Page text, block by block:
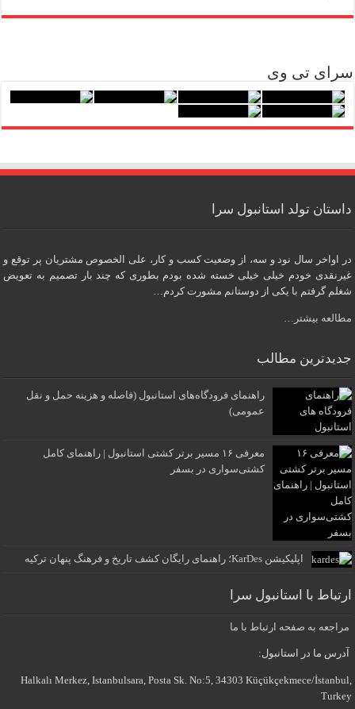
سرای تی وی
داستان تولد استانبول سرا
در اواخر سال نود و سه، از وضعیت کسب و کار، علی الخصوص مشتریان پر توقع و
غیرنقدی خودم خیلی خیلی خسته شده بودم بطوری که چند بار تصمیم به تعویض
شغلم گرفتم با یکی از دوستانم مشورت کردم…
مطالعه بیشتر…
جدیدترین مطالب
راهنمای فرودگاه‌های استانبول (فاصله و هزینه حمل و نقل
عمومی)
معرفی ۱۶ مسیر برتر کشتی استانبول | راهنمای کامل
کشتی‌سواری در بسفر
اپلیکیشن KarDes؛ راهنمای رایگان کشف تاریخ و فرهنگ پنهان ترکیه
ارتباط با استانبول سرا
مراجعه به صفحه ارتباط با ما
آدرس ما در استانبول:
Halkalı Merkez, Istanbulsara, Posta Sk. No:5, 34303 Küçükçekmece/İstanbul,
Turkey